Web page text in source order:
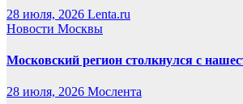
28 июля, 2026 Lenta.ru
Новости Москвы
Московский регион столкнулся с
28 июля, 2026 Мослента